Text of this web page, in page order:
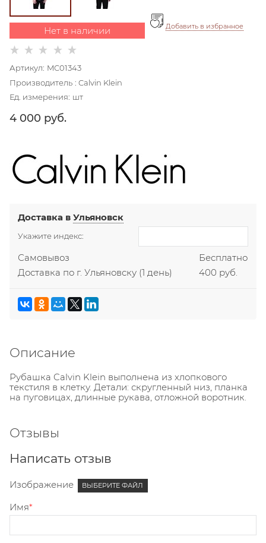
Нет в наличии Добавить в избранное
Артикул: MC01343
Производитель : Calvin Klein
Ед. измерения: шт
4 000 руб.
Доставка вУльяновск
Укажите индекс:
Самовывоз
Бесплатно
Доставка по г. Ульяновску (1 день) 400 руб.
Описание
Рубашка Calvin Klein выполнена из хлопкового
текстиля в клетку. Детали: скругленный низ, планка
на пуговицах, длинные рукава, отложной воротник.
Отзывы
Написать отзыв
Изображение ВЫБЕРИТЕ ФАЙЛ
Имя